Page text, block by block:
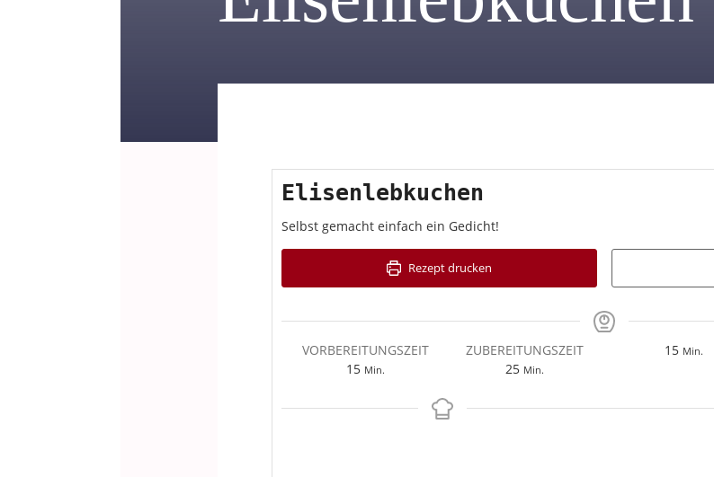
Elisenlebkuchen
Selbst gemacht einfach ein Gedicht!
Rezept drucken
VORBEREITUNGSZEIT
15Minuten
Min.
ZUBEREITUNGSZEIT
25Minuten
Min.
15 Min.